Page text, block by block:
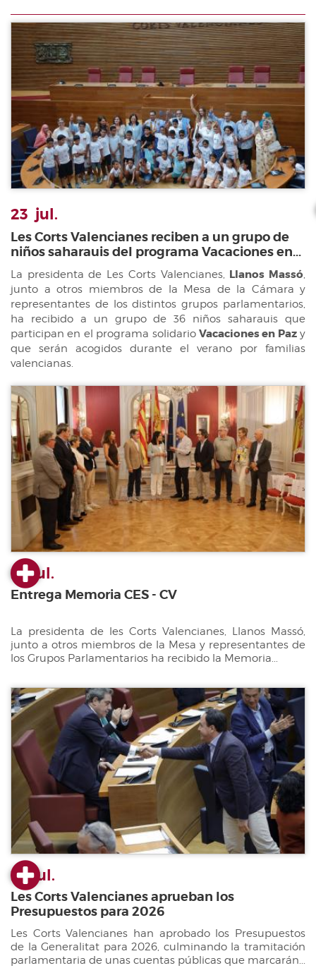
23 jul.
Les Corts Valencianes reciben a un grupo de
niños saharauis del programa Vacaciones en...
La presidenta de Les Corts Valencianes, Llanos Massó,
junto a otros miembros de la Mesa de la Cámara y
representantes de los distintos grupos parlamentarios,
ha recibido a un grupo de 36 niños saharauis que
participan en el programa solidario Vacaciones en Pazy
que serán acogidos durante el verano por familias
valencianas.
23 jul.
Entrega Memoria CES - CV
La presidenta de les Corts Valencianes, Llanos Massó,
junto a otros miembros de la Mesa y representantes de
los Grupos Parlamentarios ha recibido la Memoria...
22 jul.
Les Corts Valencianes aprueban los
Presupuestos para 2026
Les Corts Valencianes han aprobado los Presupuestos
de la Generalitat para 2026, culminando la tramitación
parlamentaria de unas cuentas públicas que marcarán...